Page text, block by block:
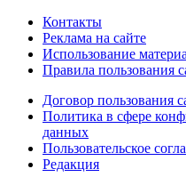
Контакты
Реклама на сайте
Использование
Правила пользования
Договор пользования
Политика в сфере
данных
Пользовательское
Редакция